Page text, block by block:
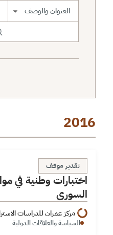
2016
اختبارات وطنية في
تقدير موقف
اختبارات وطنية في
السوري
مركز عمران للدراسات
السياسة والعلاقات الدولية